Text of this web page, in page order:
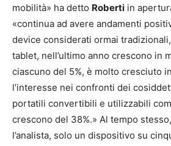
mobilità» ha detto Roberti in
«continua ad avere andamenti
device considerati ormai
tablet, nell’ultimo anno crescono in
ciascuno del 5%, è molto cresciuto
l’interesse nei confronti dei
portatili convertibili e utilizzabili
crescono del 38%.» Al tempo
l’analista, solo un dispositivo su